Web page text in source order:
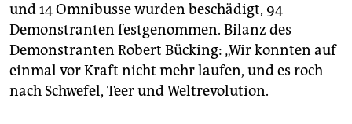
und 14 Omnibusse wurden beschädigt, 94
Demonstranten festgenommen. Bilanz des
Demonstranten Robert Bücking: „Wir konnten auf
einmal vor Kraft nicht mehr laufen, und es roch
nach Schwefel, Teer und Weltrevolution.